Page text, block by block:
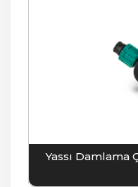
Yassı Damlama